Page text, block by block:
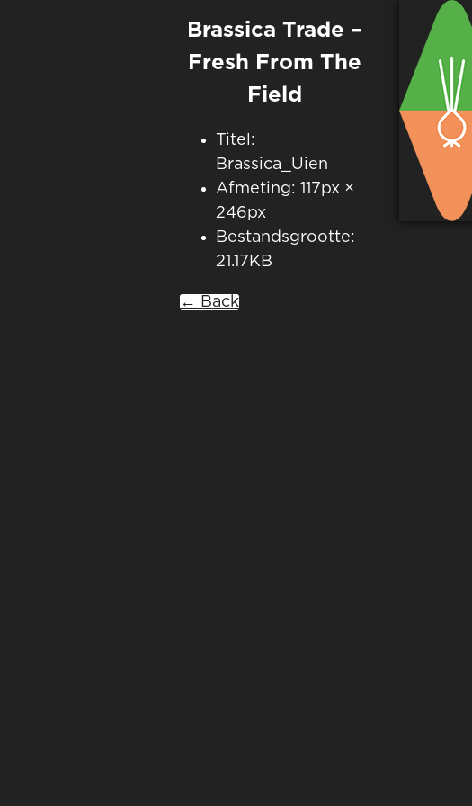
Brassica Trade –
Fresh From The
Field
Titel:
Brassica_Uien
Afmeting: 117px ×
246px
Bestandsgrootte:
21.17KB
← Back